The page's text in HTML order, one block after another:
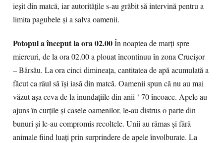
ieșit din matcă, iar autoritățile s-au grăbit să intervină pentru a
limita pagubele și a salva oamenii.
Potopul a început la ora 02.00În noaptea de marţi spre
miercuri, de la ora 02.00 a plouat încontinuu în zona Crucișor
– Bârsău. La ora cinci dimineața, cantitatea de apă acumulată a
făcut ca râul să își iasă din matcă. Oamenii spun că nu au mai
văzut așa ceva de la inundațiile din anii ‘ 70 încoace. Apele au
ajuns în curțile și casele oamenilor, le-au distrus o parte din
bunuri și le-au compromis recoltele. Unii au rămas și fără
animale fiind luați prin surprindere de apele învolburate. La